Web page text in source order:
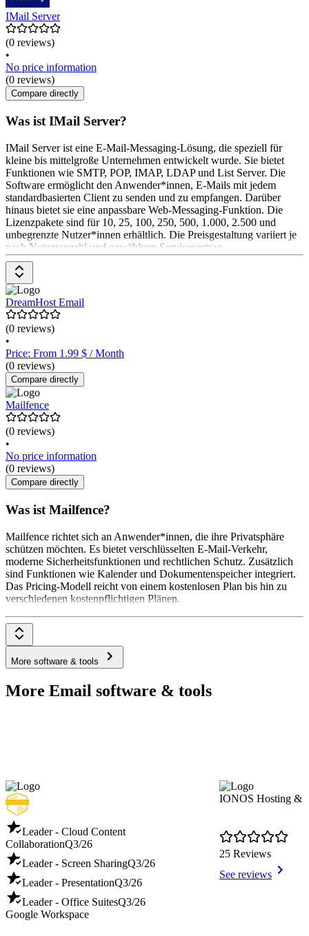
IMail Server
(0 reviews)
•
No price information
(0 reviews)
Compare directly
Was ist IMail Server?
IMail Server ist eine E-Mail-Messaging-Lösung, die speziell für
kleine bis mittelgroße Unternehmen entwickelt wurde. Sie bietet
Funktionen wie SMTP, POP, IMAP, LDAP und List Server. Die
Software ermöglicht den Anwender*innen, E-Mails mit jedem
standardbasierten Client zu senden und zu empfangen. Darüber
hinaus bietet sie eine anpassbare Web-Messaging-Funktion. Die
Lizenzpakete sind für 10, 25, 100, 250, 500, 1.000, 2.500 und
unbegrenzte Nutzer*innen erhältlich. Die Preisgestaltung variiert je
nach Nutzeranzahl und gewähltem Servicevertrag.
DreamHost Email
(0 reviews)
•
Price: From 1.99 $ / Month
(0 reviews)
Compare directly
Mailfence
(0 reviews)
•
No price information
(0 reviews)
Compare directly
Was ist Mailfence?
Mailfence richtet sich an Anwender*innen, die ihre Privatsphäre
schützen möchten. Es bietet verschlüsselten E-Mail-Verkehr,
moderne Sicherheitsfunktionen und rechtlichen Schutz. Zusätzlich
sind Funktionen wie Kalender und Dokumentenspeicher integriert.
Das Pricing-Modell reicht von einem kostenlosen Plan bis hin zu
verschiedenen kostenpflichtigen Plänen.
More software & tools
More Email software & tools
Leader - Cloud Content
CollaborationQ3/26
Leader - Screen SharingQ3/26
Leader - PresentationQ3/26
Leader - Office SuitesQ3/26
Google Workspace
IONOS Hosting &
25 Reviews
See reviews